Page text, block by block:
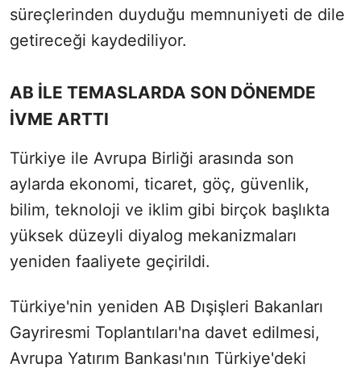
süreçlerinden duyduğu memnuniyeti de dile
getireceği kaydediliyor.
AB İLE TEMASLARDA SON DÖNEMDE
İVME ARTTI
Türkiye ile Avrupa Birliği arasında son
aylarda ekonomi, ticaret, göç, güvenlik,
bilim, teknoloji ve iklim gibi birçok başlıkta
yüksek düzeyli diyalog mekanizmaları
yeniden faaliyete geçirildi.
Türkiye'nin yeniden AB Dışişleri Bakanları
Gayriresmi Toplantıları'na davet edilmesi,
Avrupa Yatırım Bankası'nın Türkiye'deki